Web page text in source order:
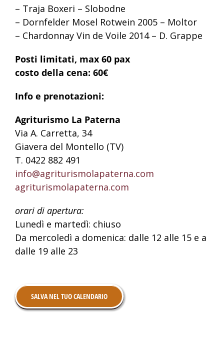
– Traja Boxeri – Slobodne
– Dornfelder Mosel Rotwein 2005 – Moltor
– Chardonnay Vin de Voile 2014 – D. Grappe
Posti limitati, max 60 pax
costo della cena: 60€
Info e prenotazioni:
Agriturismo La Paterna
Via A. Carretta, 34
Giavera del Montello (TV)
T. 0422 882 491
info@agriturismolapaterna.com
agriturismolapaterna.com
orari di apertura:
Lunedì e martedì: chiuso
Da mercoledì a domenica: dalle 12 alle 15 e a
dalle 19 alle 23
SALVA NEL TUO CALENDARIO